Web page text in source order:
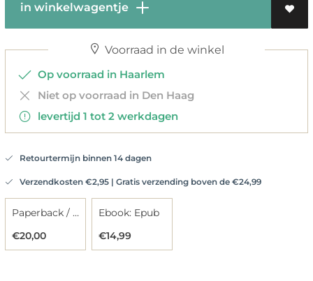
in winkelwagentje
Voorraad in de winkel
Op voorraad in Haarlem
Niet op voorraad in Den Haag
levertijd 1 tot 2 werkdagen
Retourtermijn binnen 14 dagen
Verzendkosten €2,95 | Gratis verzending boven de €24,99
Paperback / softback
€20,00
Ebook: Epub
€14,99